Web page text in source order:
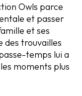
Owls parce
et passer
et ses
trouvailles
temps lui a
moments plus